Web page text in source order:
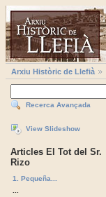
Arxiu Històric de Llefià
Recerca Avançada
View Slideshow
Articles El Tot del Sr.
Rizo
1. Pequeña...